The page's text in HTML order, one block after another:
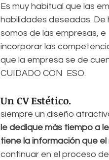
Es muy habitual que las
habilidades deseadas. De
somos de las empresas,
incorporar las
que la empresa se de
CUIDADO CON  ESO.
Un CV Estético.
siempre un diseño
le dedique más tiempo a
tiene la información que
continuar en el proceso